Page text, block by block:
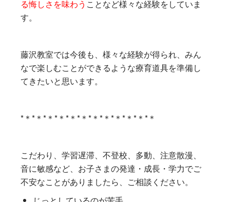
る悔しさを味わう ことなど様々な経験をしていま
す。
藤沢教室では今後も、様々な経験が得られ、みん
なで楽しむことができるような療育道具を準備し
てきたいと思います。
*＊*＊*＊*＊*＊*＊*＊*＊*＊*＊*＊*＊
こだわり、学習遅滞、不登校、多動、注意散漫、
音に敏感など、お子さまの発達・成長・学力でご
不安なことがありましたら、ご相談ください。